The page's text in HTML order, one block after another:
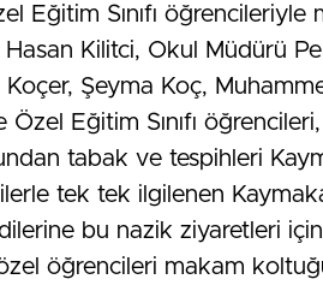
Eğitim Sınıfı öğrencileriyle
Kilitci, Okul Müdürü
Şeyma Koç,
Eğitim Sınıfı
tabak ve tespihleri
tek tek ilgilenen
bu nazik ziyaretleri
öğrencileri makam